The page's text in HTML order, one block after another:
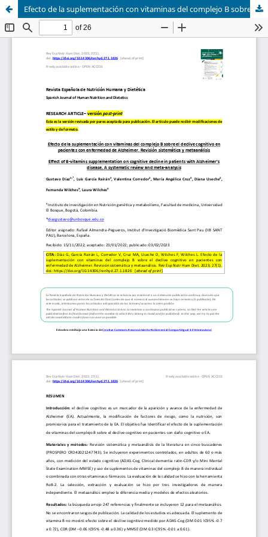
Efecto de la suplementación con vitaminas del complejo B sobre el declive cognitivo en pacientes con enfermedad de Alzheimer. Revisión sistemática y metanálisis